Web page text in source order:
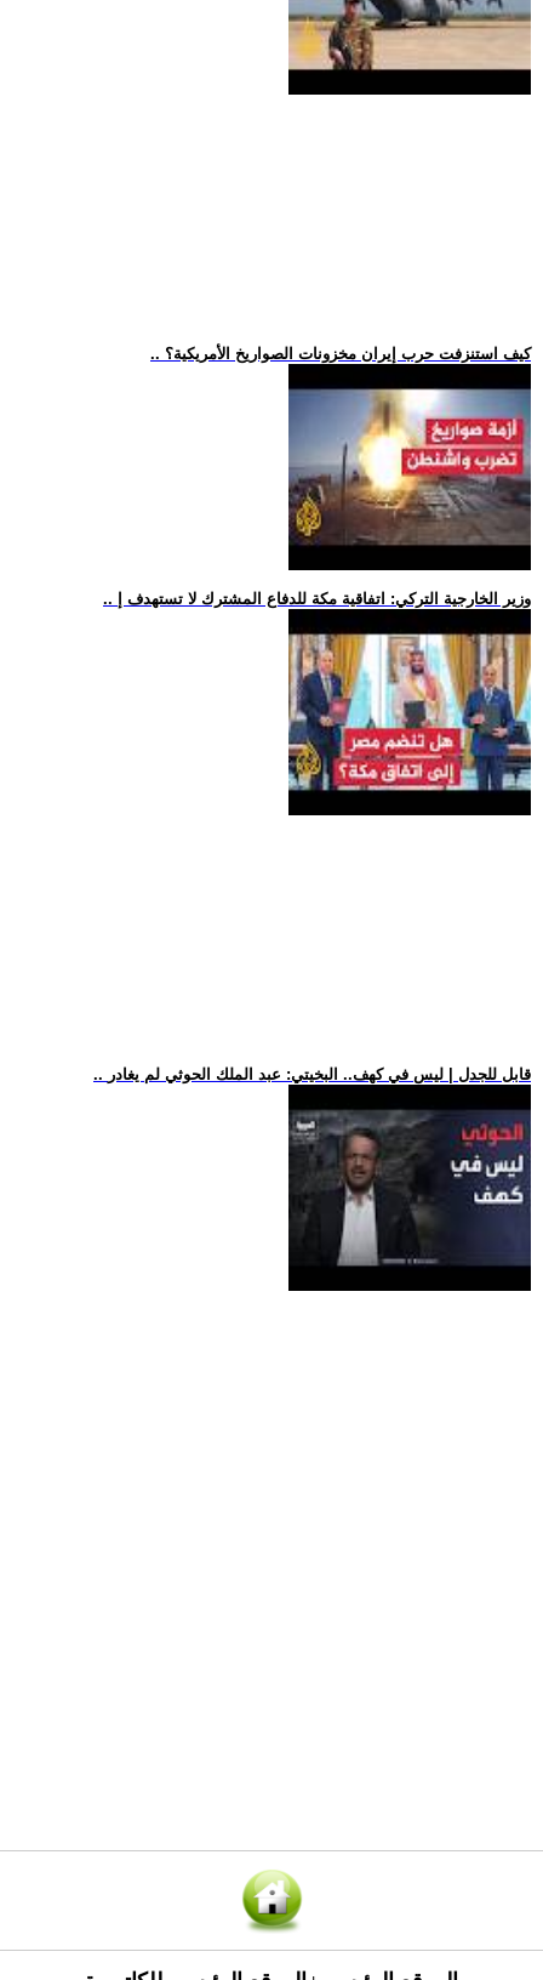
.. كيف استنزفت حرب إيران مخزونات الصواريخ الأمريكية؟
.. وزير الخارجية التركي: اتفاقية مكة للدفاع المشترك لا تستهدف إ
.. قابل للجدل | ليس في كهف.. البخيتي: عبد الملك الحوثي لم يغادر